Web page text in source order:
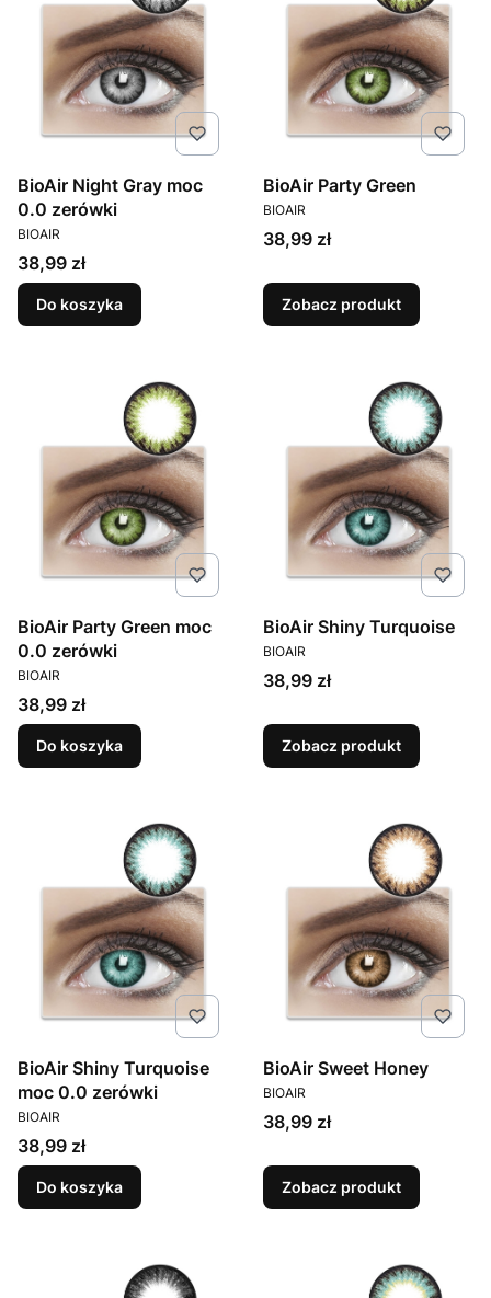
BioAir Night Gray moc
0.0 zerówki
PRODUCENT
BIOAIR
Cena
38,99 zł
Do koszyka
BioAir Party Green
PRODUCENT
BIOAIR
Cena
38,99 zł
Zobacz produkt
BioAir Party Green moc
0.0 zerówki
PRODUCENT
BIOAIR
Cena
38,99 zł
Do koszyka
BioAir Shiny Turquoise
PRODUCENT
BIOAIR
Cena
38,99 zł
Zobacz produkt
BioAir Shiny Turquoise
moc 0.0 zerówki
PRODUCENT
BIOAIR
Cena
38,99 zł
Do koszyka
BioAir Sweet Honey
PRODUCENT
BIOAIR
Cena
38,99 zł
Zobacz produkt